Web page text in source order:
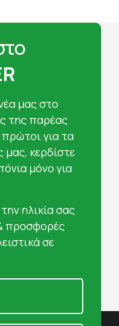
μας στο
της παρέας
για τα
μας, κερδίστε
μόνο για
ηλικία σας
προσφορές
σε